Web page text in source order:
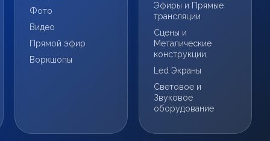
Фото
Видео
Прямой эфир
Воркшопы
Эфиры и Прямые
трансляции
Сцены и
Металические
конструкции
Led Экраны
Световое и
Звуковое
оборудование